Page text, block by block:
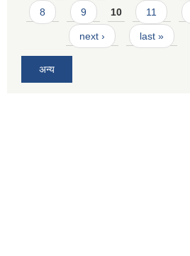
8 9 10 11
next › last »
अन्य